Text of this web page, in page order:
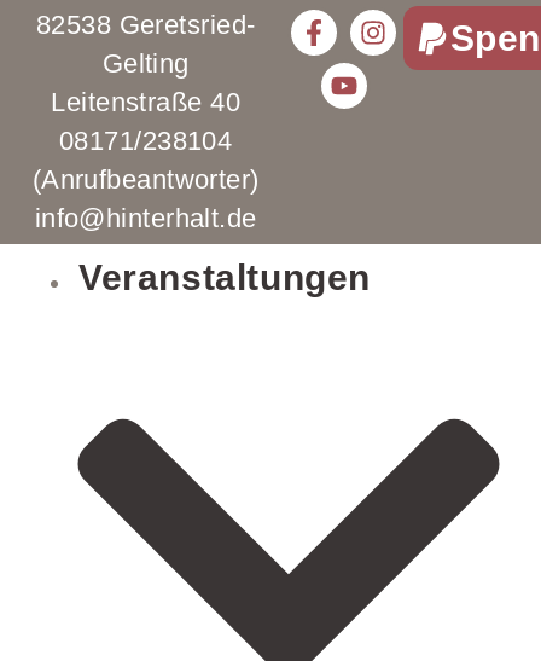
82538 Geretsried-
Gelting
Leitenstraße 40
08171/238104
(Anrufbeantworter)
info@hinterhalt.de
Veranstaltungen